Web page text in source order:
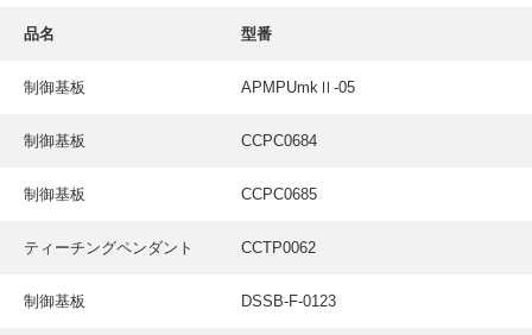
INTERVIEW
お客様インタビュー
RECRUIT
品名 型番
制御基板 APMPUmkⅡ-05
制御基板 CCPC0684
制御基板 CCPC0685
ティーチングペンダント CCTP0062
制御基板 DSSB-F-0123